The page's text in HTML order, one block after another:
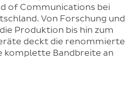
of Communications bei
Von Forschung und
Produktion bis hin zum
deckt die renommierte
komplette Bandbreite an